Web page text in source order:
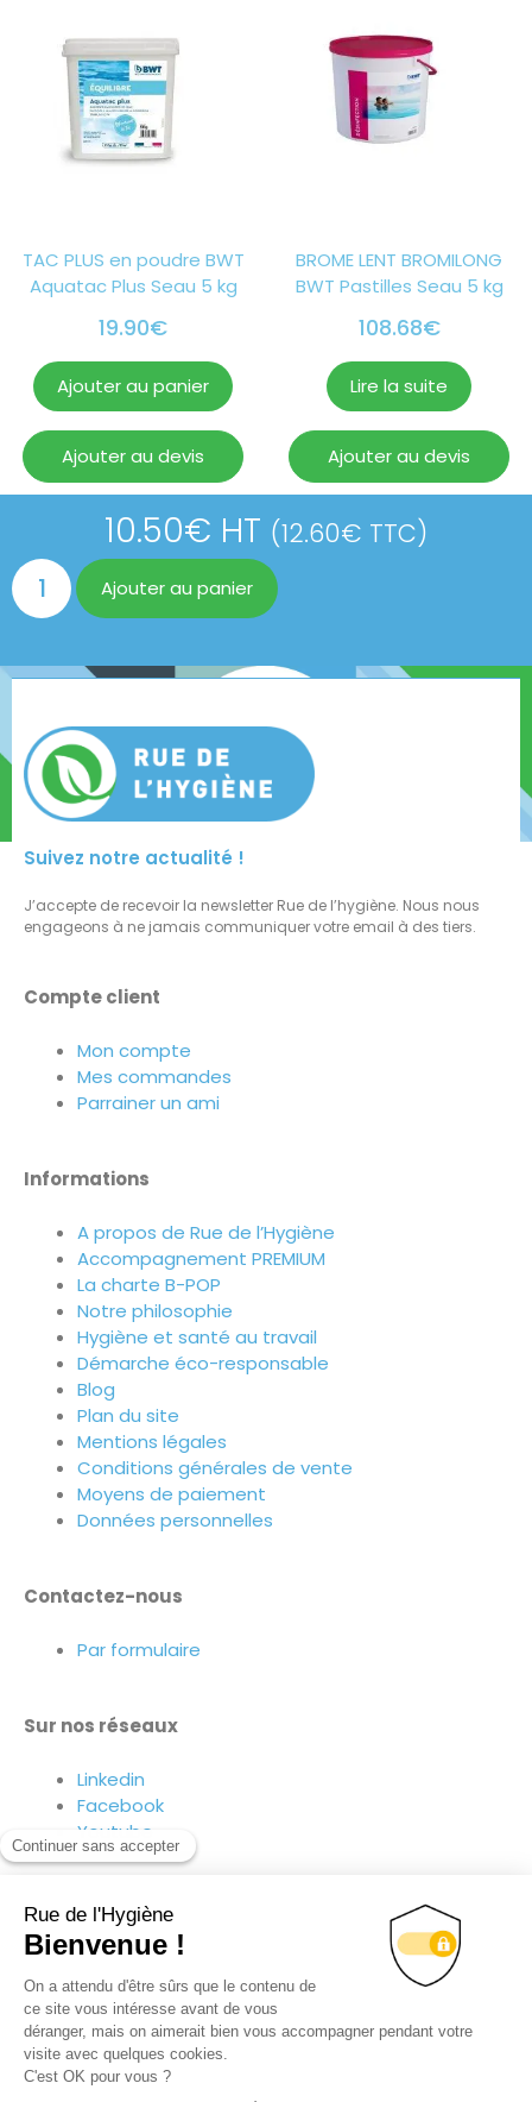
TAC PLUS en poudre BWT
Aquatac Plus Seau 5 kg
19.90€
Ajouter au panier
Ajouter au devis
BROME LENT BROMILONG
BWT Pastilles Seau 5 kg
108.68€
Lire la suite
Ajouter au devis
10.50€ HT (12.60€ TTC)
Ajouter au panier
Suivez notre actualité !
J’accepte de recevoir la newsletter Rue de l’hygiène. Nous nous
engageons à ne jamais communiquer votre email à des tiers.
Compte client
Mon compte
Mes commandes
Parrainer un ami
Informations
A propos de Rue de l’Hygiène
Accompagnement PREMIUM
La charte B-POP
Notre philosophie
Hygiène et santé au travail
Démarche éco-responsable
Blog
Plan du site
Mentions légales
Conditions générales de vente
Moyens de paiement
Données personnelles
Contactez-nous
Par formulaire
Sur nos réseaux
Linkedin
Facebook
Youtube
Suivez-nous sur nos réseaux !